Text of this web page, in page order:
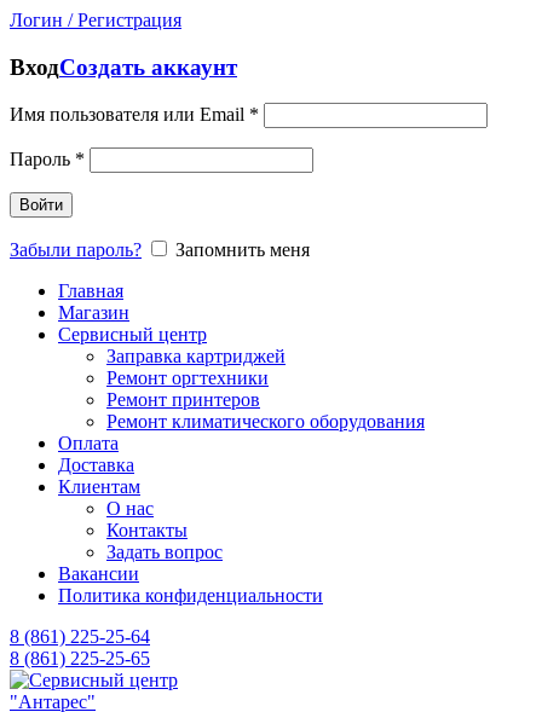
Логин / Регистрация
ВходСоздать аккаунт
Имя пользователя или Email *
Пароль *
Войти
Забыли пароль?
Запомнить меня
Главная
Магазин
Сервисный центр
Заправка картриджей
Ремонт оргтехники
Ремонт принтеров
Ремонт климатического оборудования
Оплата
Доставка
Клиентам
О нас
Контакты
Задать вопрос
Вакансии
Политика конфиденциальности
8 (861) 225-25-64
8 (861) 225-25-65